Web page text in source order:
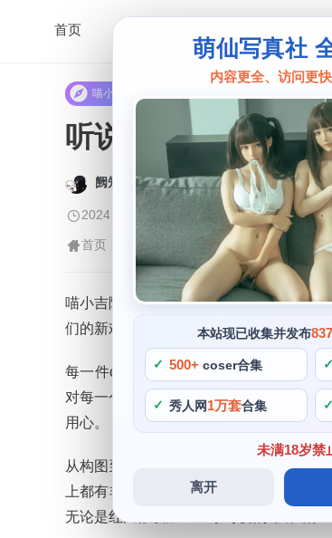
首页
萌仙写真社
内容更全、访问更快
本站现已收集并发布
500+ coser合集
秀人网1万套合集
未满18岁禁
离开
喵小吉
听说喵小吉免费照
阙知风
2024 年 5 月 14 日 16:53:47
411
首页 > 喵小吉 > 正文
喵小吉除了cos以外，每一个细节，都是
们的新欢，coser。非常贴心，这些词语
每一件cos作品，在二次元世界里，她
对每一个作品和细节上的用心和用功，
用心。
从构图到灯光都是那么用心，那么的完
上都有非常高的标准和追求，她的每一
无论是红白假发加上一条可爱的蝴蝶结。